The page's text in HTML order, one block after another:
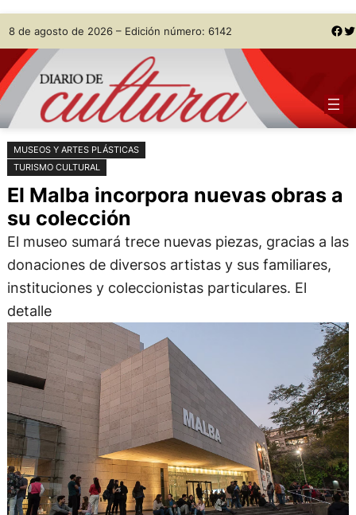
Saltar
al
contenido
Skip
to
content
8 de agosto de 2026 – Edición número: 6142 Facebook Twitter
MUSEOS Y ARTES PLÁSTICAS
TURISMO CULTURAL
El Malba incorpora nuevas obras a
su colección
El museo sumará trece nuevas piezas, gracias a las
donaciones de diversos artistas y sus familiares,
instituciones y coleccionistas particulares. El
detalle